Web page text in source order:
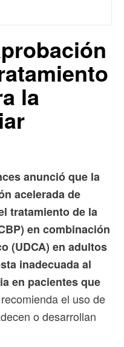
la
anunció que la
acelerada de
tratamiento de la
en combinación
(UDCA) en adultos
inadecuada al
en pacientes que
el uso de
o desarrollan